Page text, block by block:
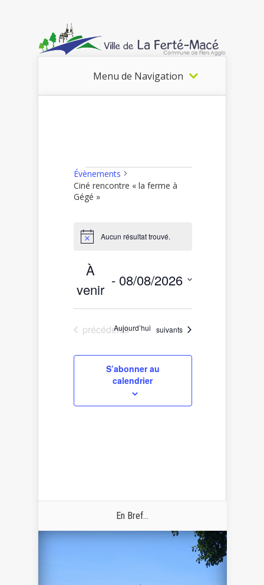
Menu de Navigation
Évènements
Évènements
Ciné rencontre « la ferme à
Gégé »
Notice Aucun résultat trouvé.
À
venir
- 08/08/2026
une
Évènements
précédentsAujourd’hui Évènements
suivants
S’abonner au
calendrier
En Bref...